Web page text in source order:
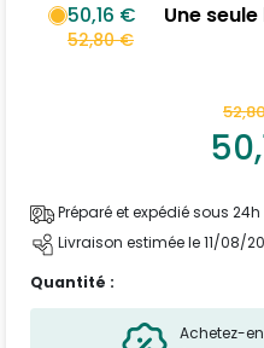
50,16 €
52,80 €
Une
Préparé et expédié sous 24h
Livraison estimée le 11/08/
Quantité :
Achetez-